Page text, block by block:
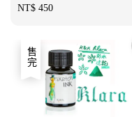
Regular
NT$ 450
售完